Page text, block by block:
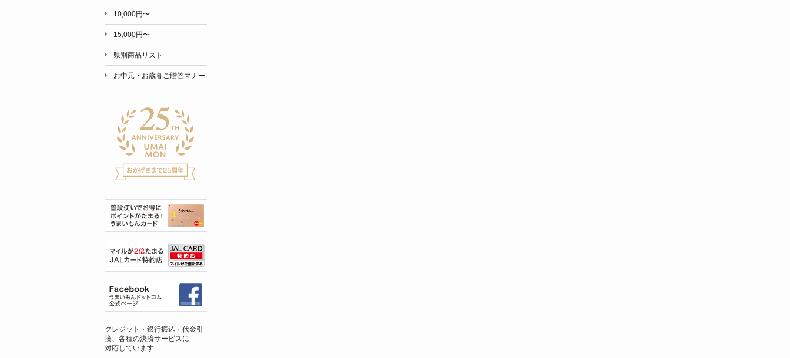
10,000円〜
15,000円〜
県別商品リスト
お中元・お歳暮ご贈答マナー
クレジット・銀行振込・代金引
換、各種の決済サービスに
対応しています